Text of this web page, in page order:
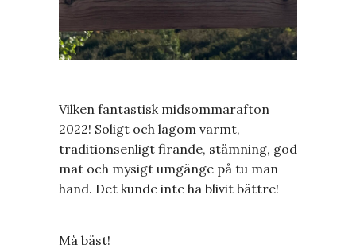
Vilken fantastisk midsommarafton
2022! Soligt och lagom varmt,
traditionsenligt firande, stämning, god
mat och mysigt umgänge på tu man
hand. Det kunde inte ha blivit bättre!
Må bäst!